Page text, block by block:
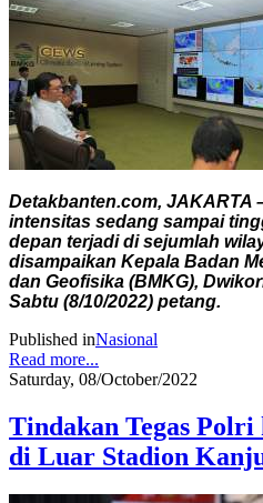
Detakbanten.com, JAKARTA
intensitas sedang sampai
depan terjadi di sejumlah
disampaikan Kepala Badan
dan Geofisika (BMKG),
Sabtu (8/10/2022) petang.
Published inNasional
Read more...
Saturday, 08/October/2022
Tindakan Tegas
di Luar Stadion